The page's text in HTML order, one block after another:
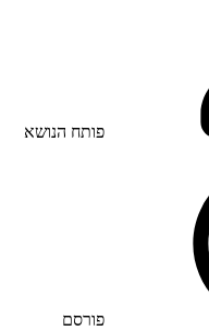
פותח הנושא
פורסם